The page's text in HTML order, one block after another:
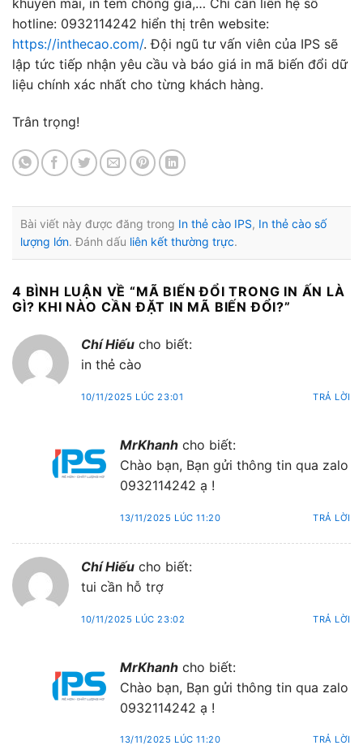
khuyến mãi, in tem chống giả,… Chỉ cần liên hệ số
hotline: 0932114242 hiển thị trên website:
https://inthecao.com/. Đội ngũ tư vấn viên của IPS sẽ
lập tức tiếp nhận yêu cầu và báo giá in mã biến đổi dữ
liệu chính xác nhất cho từng khách hàng.
Trân trọng!
Bài viết này được đăng trong In thẻ cào IPS, In thẻ cào số
lượng lớn. Đánh dấu liên kết thường trực.
4 BÌNH LUẬN VỀ “MÃ BIẾN ĐỔI TRONG IN ẤN LÀ
GÌ? KHI NÀO CẦN ĐẶT IN MÃ BIẾN ĐỔI?”
Chí Hiếu cho biết:
in thẻ cào
10/11/2025 LÚC 23:01 TRẢ LỜI
MrKhanh cho biết:
Chào bạn, Bạn gửi thông tin qua zalo
0932114242 ạ !
13/11/2025 LÚC 11:20 TRẢ LỜI
Chí Hiếu cho biết:
tui cần hỗ trợ
10/11/2025 LÚC 23:02 TRẢ LỜI
MrKhanh cho biết:
Chào bạn, Bạn gửi thông tin qua zalo
0932114242 ạ !
13/11/2025 LÚC 11:20 TRẢ LỜI